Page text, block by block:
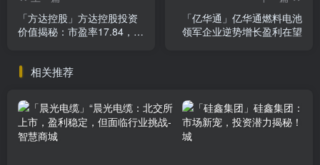
「方达控股」方达控股投资
价值揭秘：市盈率17.84，股
「亿华通」亿华通燃料电池
领军企业逆势增长盈利在望
相关推荐